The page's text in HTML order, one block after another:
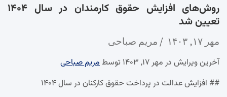
روش‌های افزایش حقوق کارمندان در سال ۱۴۰۴
تعیین شد
مهر ۱۷, ۱۴۰۳ مریم صباحی
آخرین ویرایش در مهر ۱۷, ۱۴۰۳ توسط
مریم صباحی
## افزایش عدالت در پرداخت حقوق کارکنان در سال ۱۴۰۴